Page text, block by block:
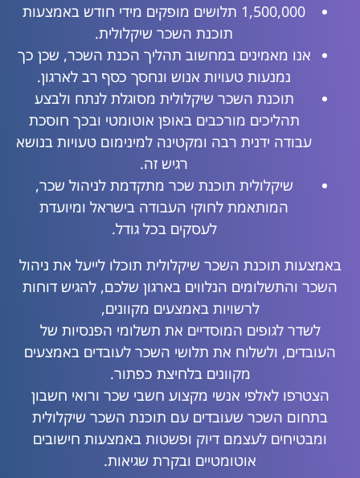
1,500,000 תלושים מופקים מידי חודש באמצעות
תוכנת השכר שיקלולית.
אנו מאמינים במחשוב תהליך הכנת השכר, שכן כך
נמנעות טעויות אנוש ונחסך כסף רב לארגון.
תוכנת השכר שיקלולית מסוגלת לנתח ולבצע
תהליכים מורכבים באופן אוטומטי ובכך חוסכת
עבודה ידנית רבה ומקטינה למינימום טעויות בנושא
רגיש זה.
שיקלולית תוכנת שכר מתקדמת לניהול שכר,
המותאמת לחוקי העבודה בישראל ומיועדת
לעסקים בכל גודל.
באמצעות תוכנת השכר שיקלולית תוכלו לייעל את ניהול
השכר והתשלומים הנלווים בארגון שלכם, להגיש דוחות
לרשויות באמצעים מקוונים,
לשדר לגופים המוסדיים את תשלומי הפנסיות של
העובדים, ולשלוח את תלושי השכר לעובדים באמצעים
מקוונים בלחיצת כפתור.
הצטרפו לאלפי אנשי מקצוע חשבי שכר ורואי חשבון
בתחום השכר שעובדים עם תוכנת השכר שיקלולית
ומבטיחים לעצמם דיוק ופשטות באמצעות חישובים
אוטומטיים ובקרת שגיאות.